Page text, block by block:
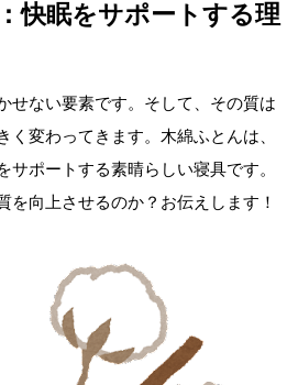
快眠をサポートする理
せない要素です。そして、その質は
く変わってきます。木綿ふとんは、
サポートする素晴らしい寝具です。
を向上させるのか？お伝えします！